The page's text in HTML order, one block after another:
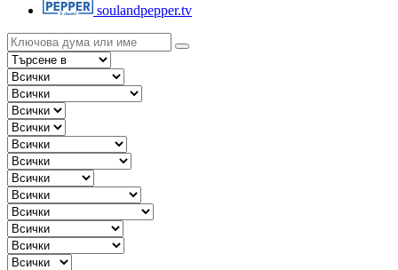
soulandpepper.tv